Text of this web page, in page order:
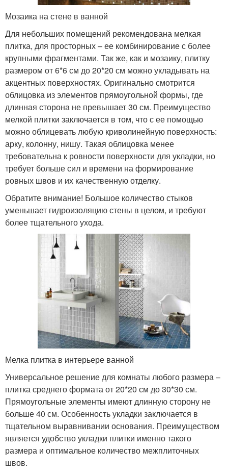
Мозаика на стене в ванной
Для небольших помещений рекомендована мелкая
плитка, для просторных – ее комбинирование с более
крупными фрагментами. Так же, как и мозаику, плитку
размером от 6*6 см до 20*20 см можно укладывать на
акцентных поверхностях. Оригинально смотрится
облицовка из элементов прямоугольной формы, где
длинная сторона не превышает 30 см. Преимущество
мелкой плитки заключается в том, что с ее помощью
можно облицевать любую криволинейную поверхность:
арку, колонну, нишу. Такая облицовка менее
требовательна к ровности поверхности для укладки, но
требует больше сил и времени на формирование
ровных швов и их качественную отделку.
Обратите внимание! Большое количество стыков
уменьшает гидроизоляцию стены в целом, и требуют
более тщательного ухода.
Мелка плитка в интерьере ванной
Универсальное решение для комнаты любого размера –
плитка среднего формата от 20*20 см до 30*30 см.
Прямоугольные элементы имеют длинную сторону не
больше 40 см. Особенность укладки заключается в
тщательном выравнивании основания. Преимуществом
является удобство укладки плитки именно такого
размера и оптимальное количество межплиточных
швов.